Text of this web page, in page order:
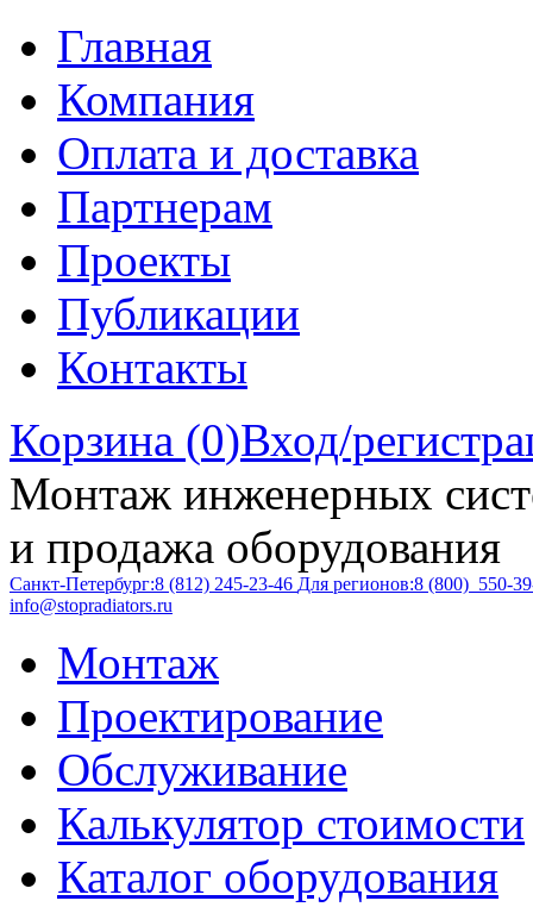
Главная
Компания
Оплата и доставка
Партнерам
Проекты
Публикации
Контакты
Корзина (0)Вход/
Монтаж инженерных
и продажа оборудования
Санкт-Петербург:8 (812) 245-23-46 Для регионов:8 (800) 550-
info@stopradiators.ru
Монтаж
Проектирование
Обслуживание
Калькулятор стоимости
Каталог оборудования